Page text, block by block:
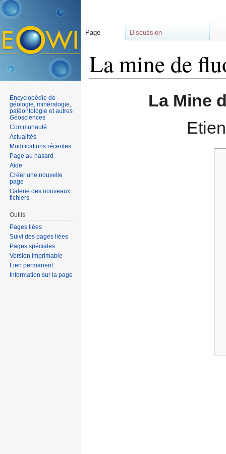
La mine de
La Mine
Page Discussion
Encyclopédie de
géologie, minéralogie,
paléontologie et autres
Géosciences
Communauté
Actualités
Modifications récentes
Page au hasard
Aide
Créer une nouvelle
page
Galerie des nouveaux
fichiers
Outils
Pages liées
Suivi des pages liées
Pages spéciales
Version imprimable
Lien permanent
Information sur la page